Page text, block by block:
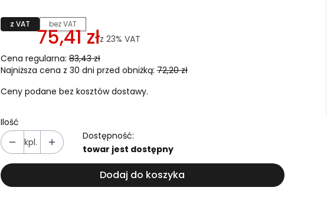
z VAT bez VAT
75,41 złz 23% VAT
Cena regularna: 83,43 zł
Najniższa cena z 30 dni przed obniżką: 72,20 zł
Ceny podane bez kosztów dostawy.
Ilość
kpl.
Dostępność:
towar jest dostępny
Dodaj do koszyka